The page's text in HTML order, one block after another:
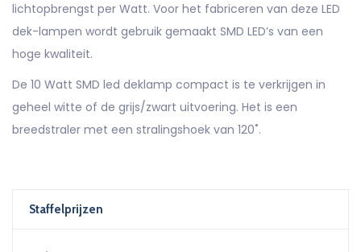
lichtopbrengst per Watt. Voor het fabriceren van deze LED
dek-lampen wordt gebruik gemaakt SMD LED’s van een
hoge kwaliteit.
De 10 Watt SMD led deklamp compact is te verkrijgen in
geheel witte of de grijs/zwart uitvoering. Het is een
breedstraler met een stralingshoek van 120˚.
Staffelprijzen